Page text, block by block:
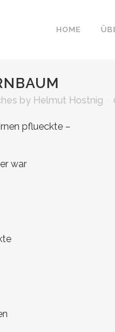
HOME
by Helmut Hostnig
pflueckte –
war